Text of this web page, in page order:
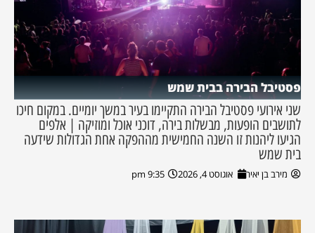
פסטיבל הבירה בבית שמש
שני אירועי פסטיבל הבירה התקיימו בעיר במשך יומיים. במקום חיכו
לתושבים הופעות, מבשלות בירה, דוכני אוכל ומוזיקה | אלפים
הגיעו ליהנות זו השנה החמישית מההפקה אחת הגדולות שידעה
בית שמש
מירב בן יאיר אוגוסט 4, 2026 9:35 pm